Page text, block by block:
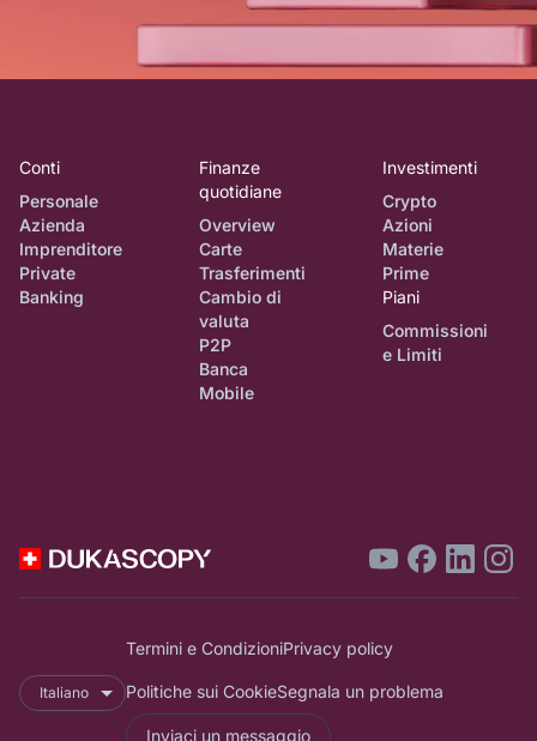
Conti
Personale
Azienda
Imprenditore
Private
Banking
Finanze
quotidiane
Overview
Carte
Trasferimenti
Cambio di
valuta
P2P
Banca
Mobile
Investimenti
Crypto
Azioni
Materie
Prime
Piani
Commissioni
e Limiti
Italiano
Termini e CondizioniPrivacy policy
Politiche sui CookieSegnala un problema
Inviaci un messaggio